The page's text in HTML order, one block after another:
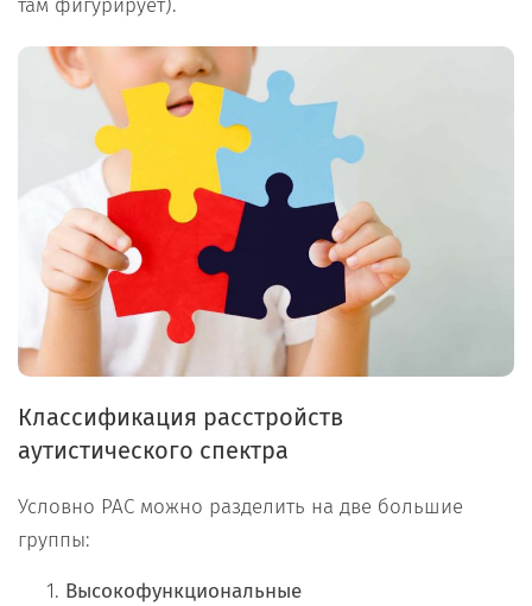
Классификация расстройств
аутистического спектра
Условно РАС можно разделить на две большие
группы:
Высокофункциональные